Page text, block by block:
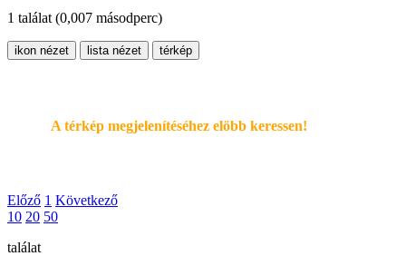
1 találat (0,007 másodperc)
ikon nézet lista nézet térkép
A térkép megjelenítéséhez elöbb keressen!
Előző 1 Következő
10 20 50
találat